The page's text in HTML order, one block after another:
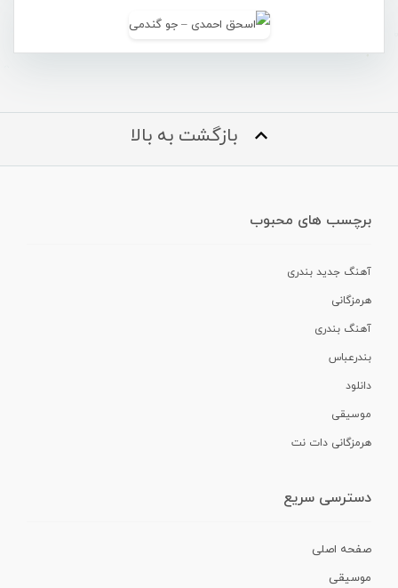
بازگشت به بالا
برچسب های محبوب
آهنگ جدید بندری
هرمزگانی
آهنگ بندری
بندرعباس
دانلود
موسیقی
هرمزگانی دات نت
دسترسی سریع
صفحه اصلی
موسیقی